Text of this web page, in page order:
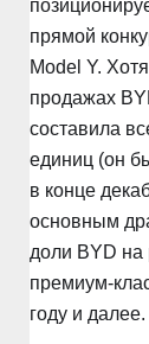
прямой
Model Y.
продажах
составила
единиц (он
в конце
основным
доли BYD на
премиум-
году и далее.